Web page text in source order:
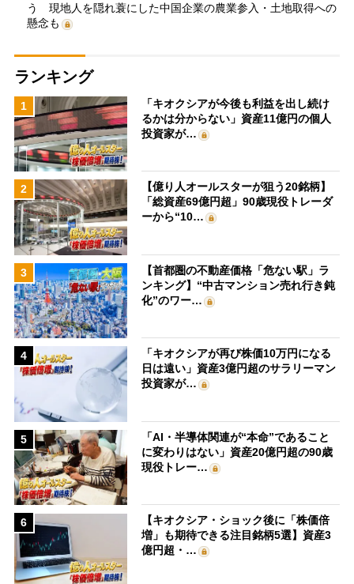
う 現地人を隠れ蓑にした中国企業の農業参入・土地取得への
懸念も
ランキング
1
「キオクシアが今後も利益を出し続け
るかは分からない」資産11億円の個人
投資家が…
2
【億り人オールスターが狙う20銘柄】
「総資産69億円超」90歳現役トレーダ
ーから“10…
3
【首都圏の不動産価格「危ない駅」ラ
ンキング】“中古マンション売れ行き鈍
化”のワー…
4
「キオクシアが再び株価10万円になる
日は遠い」資産3億円超のサラリーマン
投資家が…
5
「AI・半導体関連が“本命”であること
に変わりはない」資産20億円超の90歳
現役トレー…
6
【キオクシア・ショック後に「株価倍
増」も期待できる注目銘柄5選】資産3
億円超・…